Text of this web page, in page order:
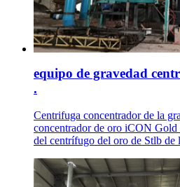
equipo de gravedad
.
Centrifuga concentrador de la
concentrador de oro iCON
del centrífugo del oro de Stlb de